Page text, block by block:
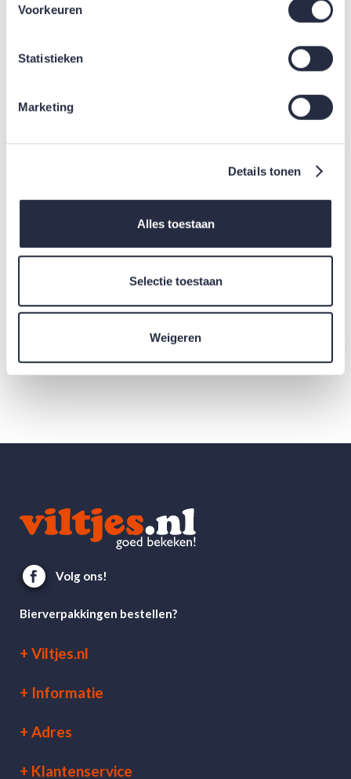
Voorkeuren
Statistieken
Marketing
Details tonen
Alles toestaan
Selectie toestaan
Weigeren
Verpakt per 10 stuks.
Volg ons!
Bierverpakkingen bestellen?
Viltjes.nl
Informatie
Adres
Klantenservice